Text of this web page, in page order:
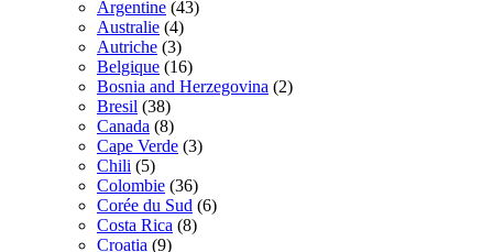
Argentine (43)
Australie (4)
Autriche (3)
Belgique (16)
Bosnia and Herzegovina (2)
Bresil (38)
Canada (8)
Cape Verde (3)
Chili (5)
Colombie (36)
Corée du Sud (6)
Costa Rica (8)
Croatia (9)